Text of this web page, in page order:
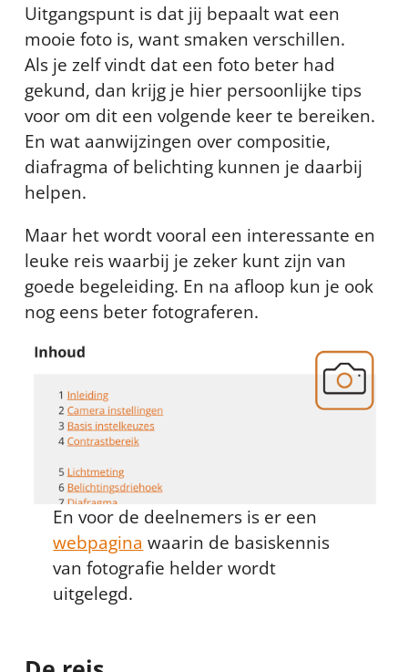
Uitgangspunt is dat jij bepaalt wat een
mooie foto is, want smaken verschillen.
Als je zelf vindt dat een foto beter had
gekund, dan krijg je hier persoonlijke tips
voor om dit een volgende keer te bereiken.
En wat aanwijzingen over compositie,
diafragma of belichting kunnen je daarbij
helpen.
Maar het wordt vooral een interessante en
leuke reis waarbij je zeker kunt zijn van
goede begeleiding. En na afloop kun je ook
nog eens beter fotograferen.
En voor de deelnemers is er een
webpagina waarin de basiskennis
van fotografie helder wordt
uitgelegd.